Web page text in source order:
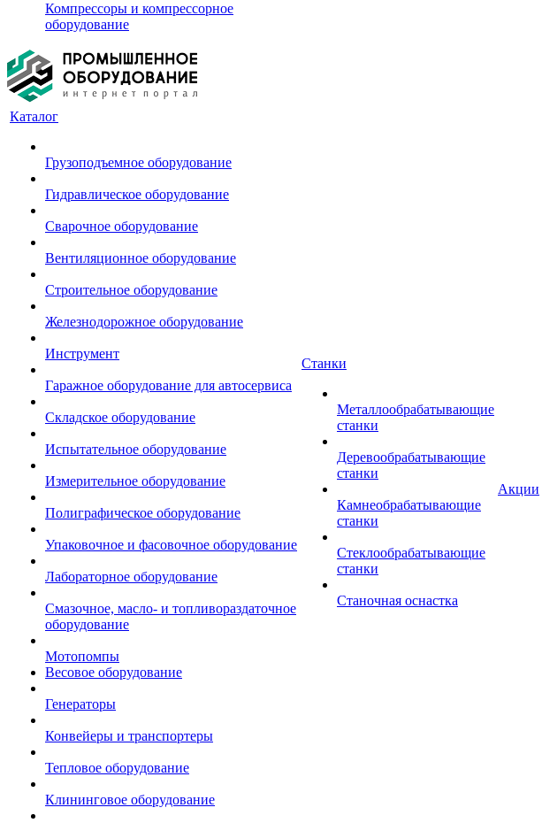
Компрессоры и компрессорное
оборудование
Каталог
Грузоподъемное оборудование
Гидравлическое оборудование
Сварочное оборудование
Вентиляционное оборудование
Строительное оборудование
Железнодорожное оборудование
Инструмент
Гаражное оборудование для автосервиса
Складское оборудование
Испытательное оборудование
Измерительное оборудование
Полиграфическое оборудование
Упаковочное и фасовочное оборудование
Лабораторное оборудование
Смазочное, масло- и топливораздаточное
оборудование
Мотопомпы
Весовое оборудование
Генераторы
Конвейеры и транспортеры
Тепловое оборудование
Клининговое оборудование
Станки
Металлообрабатывающие
станки
Деревообрабатывающие
станки
Камнеобрабатывающие
станки
Стеклообрабатывающие
станки
Станочная оснастка
Акции